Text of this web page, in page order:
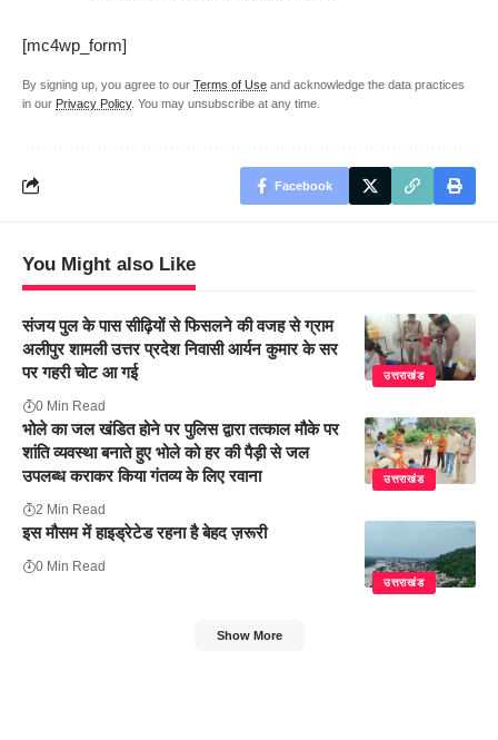
[mc4wp_form]
By signing up, you agree to our Terms of Use and acknowledge the data practices
in our Privacy Policy. You may unsubscribe at any time.
Facebook
You Might also Like
उत्तराखंड
संजय पुल के पास सीढ़ियों से फिसलने की वजह से ग्राम
अलीपुर शामली उत्तर प्रदेश निवासी आर्यन कुमार के सर
पर गहरी चोट आ गई
0 Min Read
उत्तराखंड
भोले का जल खंडित होने पर पुलिस द्वारा तत्काल मौके पर
शांति व्यवस्था बनाते हुए भोले को हर की पैड़ी से जल
उपलब्ध कराकर किया गंतव्य के लिए रवाना
2 Min Read
उत्तराखंड
इस मौसम में हाइड्रेटेड रहना है बेहद ज़रूरी
0 Min Read
Show More